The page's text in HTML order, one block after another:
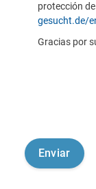
protección
gesucht.de/
Gracias por